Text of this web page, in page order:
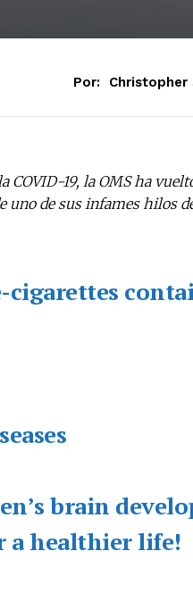
Por: Christopher
COVID-19, la OMS ha
uno de sus infames hilos
cigarettes
brain
a healthier life!